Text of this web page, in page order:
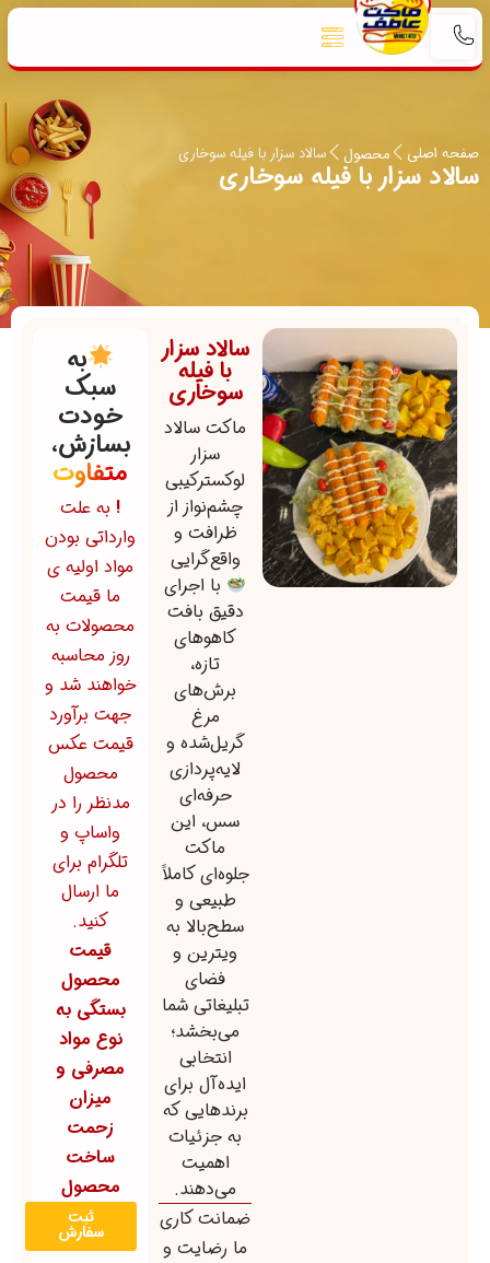
صفحه اصلی محصول سالاد سزار با فیله سوخاری
سالاد سزار با فیله سوخاری
سالاد سزار
با فیله
سوخاری
ماکت سالاد
سزار
لوکسترکیبی
چشم‌نواز از
ظرافت و
واقع‌گرایی
با اجرای
دقیق بافت
کاهوهای
تازه،
برش‌های
مرغ
گریل‌شده و
لایه‌پردازی
حرفه‌ای
سس، این
ماکت
جلوه‌ای کاملاً
طبیعی و
سطح‌بالا به
ویترین و
فضای
تبلیغاتی شما
می‌بخشد؛
انتخابی
ایده‌آل برای
برندهایی که
به جزئیات
اهمیت
می‌دهند.
ضمانت کاری
ما رضایت و
به
سبک
خودت
بسازش،
متفاوت
! به علت
وارداتی بودن
مواد اولیه ی
ما قیمت
محصولات به
روز محاسبه
خواهند شد و
جهت برآورد
قیمت عکس
محصول
مدنظر را در
واساپ و
تلگرام برای
ما ارسال
کنید.
قیمت
محصول
بستگی به
نوع مواد
مصرفی و
میزان
زحمت
ساخت
محصول
ثبت
سفارش